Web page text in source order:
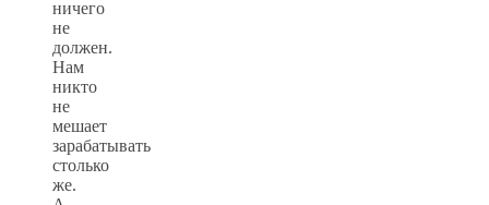
ничего
не
должен.
Нам
никто
не
мешает
зарабатывать
столько
же.